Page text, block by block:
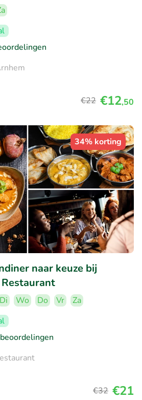
€22 €12,50
34% korting
naar keuze bij
Di Wo Do Vr
Za
€32 €21